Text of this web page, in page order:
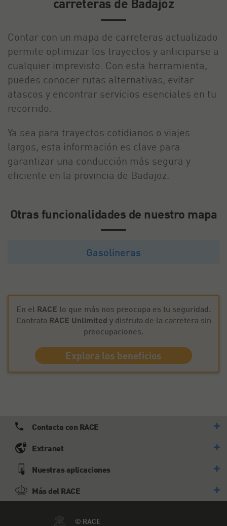
carreteras de Badajoz
Contar con un mapa de carreteras actualizado
permite optimizar los trayectos y anticiparse a
cualquier imprevisto. Con esta herramienta,
puedes conocer rutas alternativas, evitar
atascos y encontrar servicios esenciales en tu
recorrido.
Ya sea para trayectos cotidianos o viajes
largos, esta información es clave para
garantizar una conducción más segura y
eficiente en la provincia de Badajoz.
Otras funcionalidades de nuestro mapa
Gasolineras
En el RACE lo que más nos preocupa es tu seguridad.
Contrata RACE Unlimited y disfruta de la carretera sin
preocupaciones.
Explora los beneficios
Contacta con RACE
Extranet
Nuestras aplicaciones
Más del RACE
© RACE